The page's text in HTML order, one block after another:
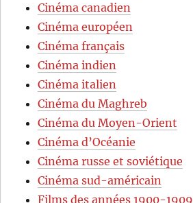
Cinéma canadien
Cinéma européen
Cinéma français
Cinéma indien
Cinéma italien
Cinéma du Maghreb
Cinéma du Moyen-Orient
Cinéma d’Océanie
Cinéma russe et soviétique
Cinéma sud-américain
Films des années 1900-1909